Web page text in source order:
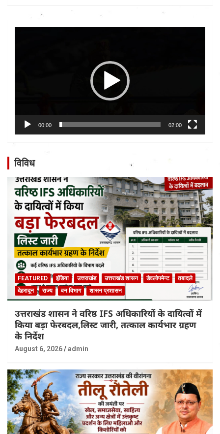
00:00 02:00
विविध
FEATURED इंडिया उत्तराखंड उत्तराखंड शासन डेवलोपमेन्ट
तबादले
देहरादून
राज्य वन विभाग शासन प्रशासन
उत्तराखंड शासन ने वरिष्ठ IFS अधिकारियों के दायित्वों में
किया बड़ा फेरबदल,लिस्ट जारी, तत्काल कार्यभार ग्रहण
के निर्देश
August 6, 2026 admin